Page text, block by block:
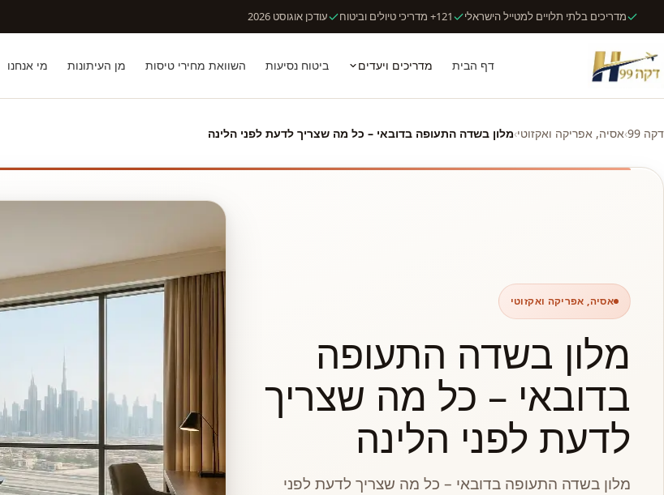
מדריכים בלתי תלויים למטייל הישראלי 121+ מדריכי טיולים וביטוח עודכן אוגוסט 2026
דף הבית מדריכים ויעדים ביטוח נסיעות השוואת מחירי טיסות מן העיתונות מי אנחנו
דקה 99 ›אסיה, אפריקה ואקזוטי›מלון בשדה התעופה בדובאי – כל מה שצריך לדעת לפני הלינה
אסיה, אפריקה ואקזוטי
מלון בשדה התעופה
בדובאי – כל מה שצריך
לדעת לפני הלינה
מלון בשדה התעופה בדובאי – כל מה שצריך לדעת לפני